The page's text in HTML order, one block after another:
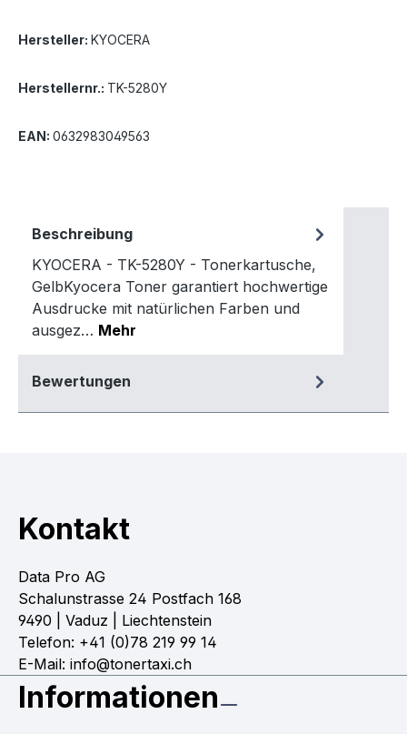
Hersteller: KYOCERA
Herstellernr.: TK-5280Y
EAN: 0632983049563
Beschreibung
KYOCERA - TK-5280Y - Tonerkartusche,
GelbKyocera Toner garantiert hochwertige
Ausdrucke mit natürlichen Farben und
ausgez… Mehr
Bewertungen
Kontakt
Data Pro AG
Schalunstrasse 24 Postfach 168
9490 | Vaduz | Liechtenstein
Telefon: +41 (0)78 219 99 14
E-Mail: info@tonertaxi.ch
Informationen